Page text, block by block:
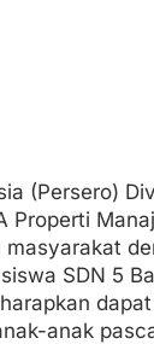
(Persero)
Properti
SDN 5
anak